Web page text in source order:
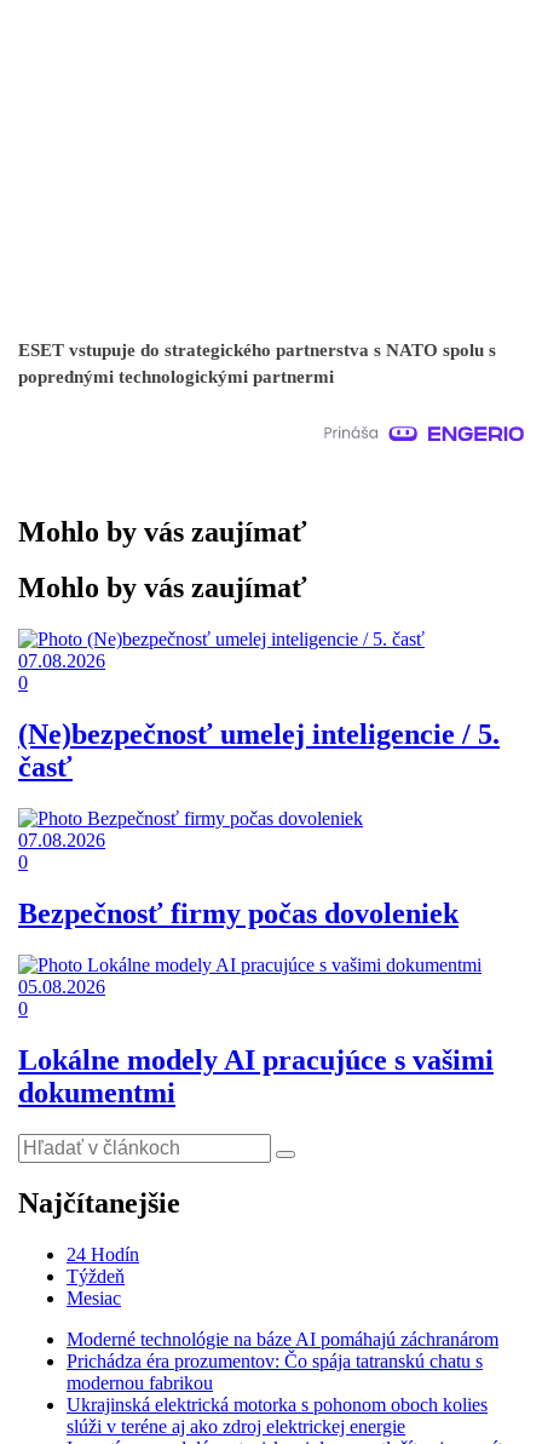
ESET vstupuje do strategického partnerstva s NATO spolu s
poprednými technologickými partnermi
Mohlo by vás zaujímať
Mohlo by vás zaujímať
07.08.2026
0
(Ne)bezpečnosť umelej inteligencie / 5.
časť
07.08.2026
0
Bezpečnosť firmy počas dovoleniek
05.08.2026
0
Lokálne modely AI pracujúce s vašimi
dokumentmi
Najčítanejšie
24 Hodín
Týždeň
Mesiac
Moderné technológie na báze AI pomáhajú záchranárom
Prichádza éra prozumentov: Čo spája tatranskú chatu s
modernou fabrikou
Ukrajinská elektrická motorka s pohonom oboch kolies
slúži v teréne aj ako zdroj elektrickej energie